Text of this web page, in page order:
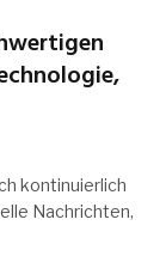
kontinuierlich
Nachrichten,